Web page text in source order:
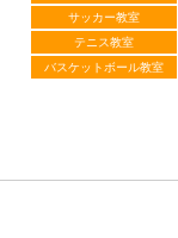
サッカー教室
テニス教室
バスケットボール教室